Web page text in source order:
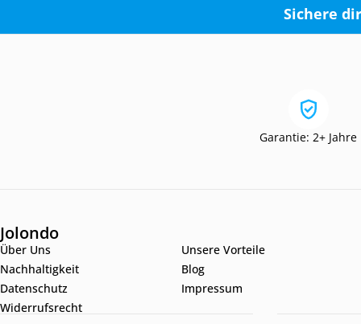
Sichere
Garantie: 2+ Jahre
Jolondo
Über Uns
Unsere Vorteile
Nachhaltigkeit
Blog
Datenschutz
Impressum
Widerrufsrecht